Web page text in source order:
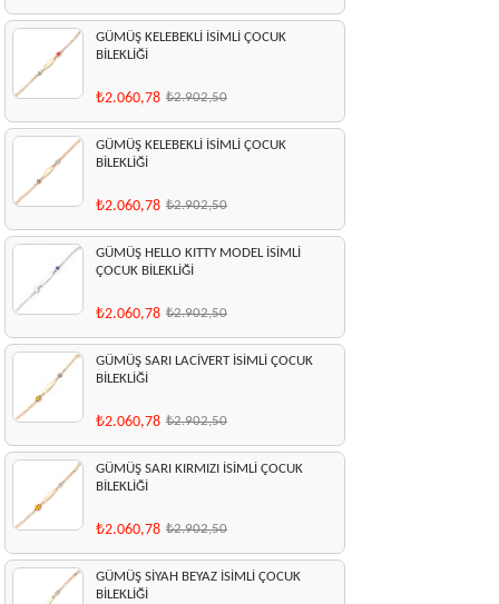
GÜMÜŞ KELEBEKLİ İSİMLİ ÇOCUK
BİLEKLİĞİ
₺2.060,78 ₺2.902,50
GÜMÜŞ KELEBEKLİ İSİMLİ ÇOCUK
BİLEKLİĞİ
₺2.060,78 ₺2.902,50
GÜMÜŞ HELLO KITTY MODEL İSİMLİ
ÇOCUK BİLEKLİĞİ
₺2.060,78 ₺2.902,50
GÜMÜŞ SARI LACİVERT İSİMLİ ÇOCUK
BİLEKLİĞİ
₺2.060,78 ₺2.902,50
GÜMÜŞ SARI KIRMIZI İSİMLİ ÇOCUK
BİLEKLİĞİ
₺2.060,78 ₺2.902,50
GÜMÜŞ SİYAH BEYAZ İSİMLİ ÇOCUK
BİLEKLİĞİ